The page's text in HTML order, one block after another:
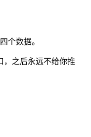
个数据。
，之后永远不给你推